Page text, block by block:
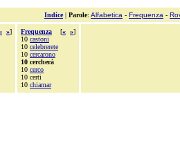
Indice| Parole: Alfabetica - Frequenza -
»]
Frequenza [« »]
10 castoni
10 celebrerete
10 cercarono
10 cercherà
10 cerco
10 certi
10 chiamar